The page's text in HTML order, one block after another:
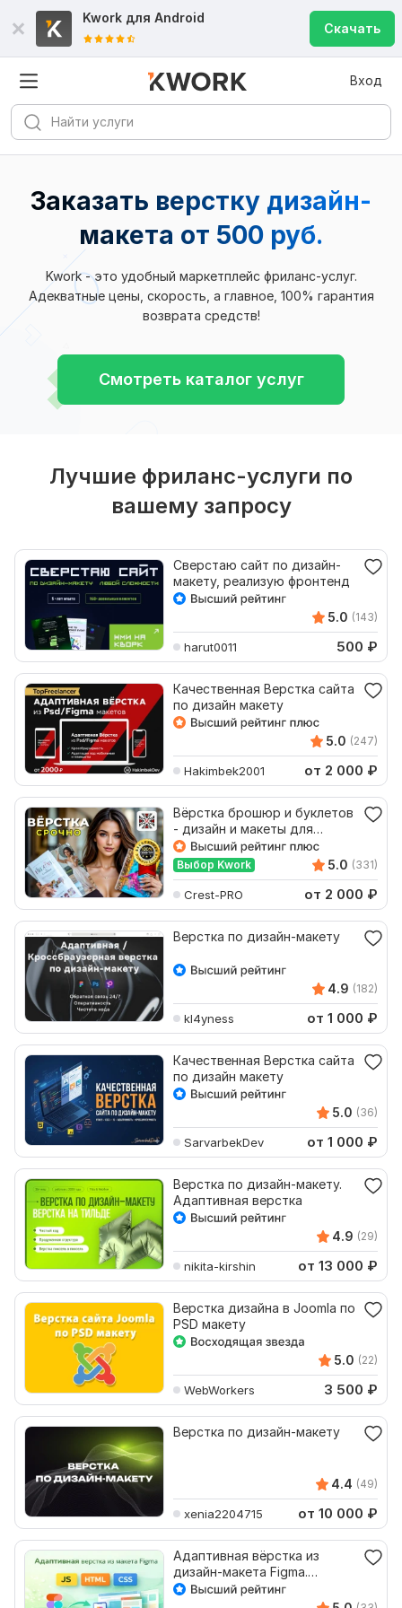
Kwork для Android
Скачать
Вход
Заказать верстку дизайн-
макета от 500 руб.
Kwork - это удобный маркетплейс фриланс-услуг.
Адекватные цены, скорость, а главное, 100% гарантия
возврата средств!
Смотреть каталог услуг
Лучшие фриланс-услуги по
вашему запросу
Сверстаю сайт по дизайн-
макету, реализую фронтенд
5.0 (143)
harut0011 500 ₽
Качественная Верстка сайта
по дизайн макету
5.0 (247)
Hakimbek2001 от 2 000 ₽
Вёрстка брошюр и буклетов
- дизайн и макеты для
типографии - срочно
Выбор Kwork 5.0 (331)
Crest-PRO от 2 000 ₽
Верстка по дизайн-макету
4.9 (182)
kl4yness от 1 000 ₽
Качественная Верстка сайта
по дизайн макету
5.0 (36)
SarvarbekDev от 1 000 ₽
Верстка по дизайн-макету.
Адаптивная верстка
4.9 (29)
nikita-kirshin от 13 000 ₽
Верстка дизайна в Joomla по
PSD макету
5.0 (22)
WebWorkers 3 500 ₽
Верстка по дизайн-макету
4.4 (49)
xenia2204715 от 10 000 ₽
Адаптивная вёрстка из
дизайн-макета Figma.
HTML5, CSS, JS